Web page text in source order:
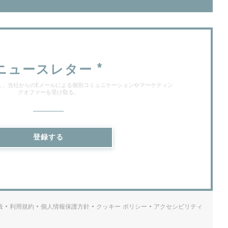
ュースレター *
当社からのEメールによる個別コミュニケーションやマーケティン
グオファーを受け取る。
登録する
((新しいウィンドウで開きます))
利用規約
((新しいウィンドウで開きます))
個人情報保護方針
((新しいウィンドウで開きます))
クッキー ポリシー
((新しいウィンドウで開きます))
アクセシビリティ
((新しいウィンド